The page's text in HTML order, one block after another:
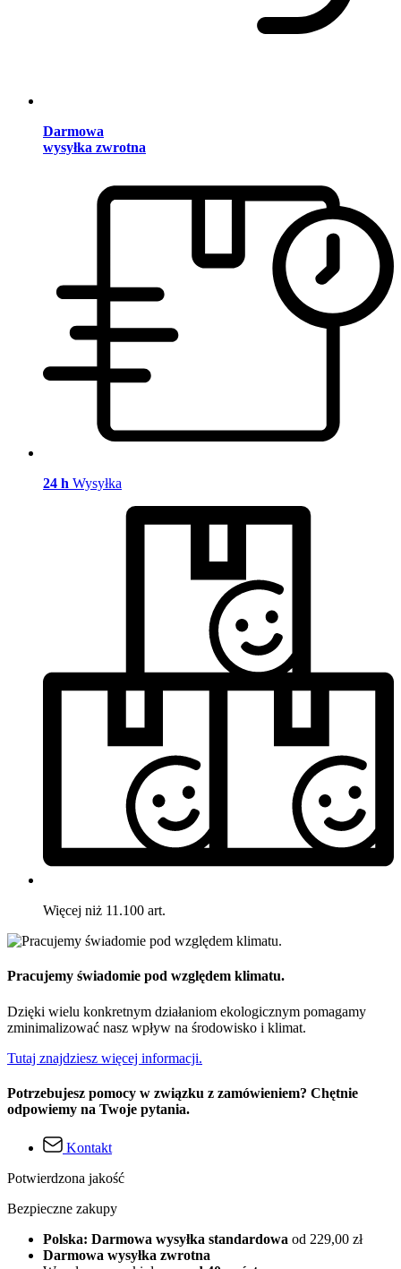
Darmowa
wysyłka zwrotna
24 h Wysyłka
Więcej niż 11.100 art.
Pracujemy świadomie pod względem klimatu.
Dzięki wielu konkretnym działaniom ekologicznym pomagamy
zminimalizować nasz wpływ na środowisko i klimat.
Tutaj znajdziesz więcej informacji.
Potrzebujesz pomocy w związku z zamówieniem? Chętnie
odpowiemy na Twoje pytania.
Kontakt
Potwierdzona jakość
Bezpieczne zakupy
Polska: Darmowa wysyłka standardowa od 229,00 zł
Darmowa wysyłka zwrotna